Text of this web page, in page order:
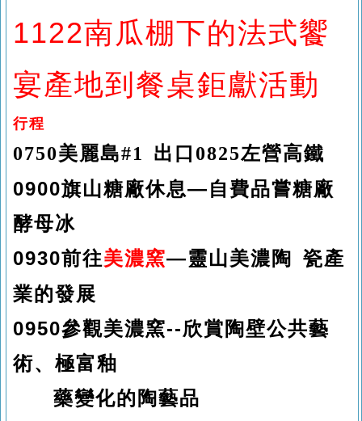
1122南瓜棚下的法式饗
宴產地到餐桌鉅獻活動
行程
0750美麗島#1 出口 0825左營高鐵
0900旗山糖廠休息—自費品嘗糖廠
酵母冰
0930前往美濃窯—靈山美濃陶 瓷產
業的發展
0950參觀美濃窯--欣賞陶壁公共藝
術、極富釉
藥變化的陶藝品